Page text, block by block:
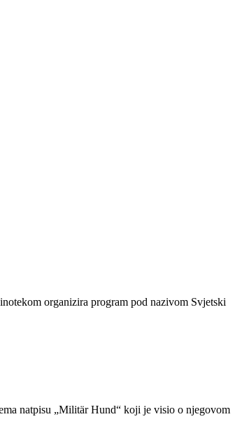
organizira program pod nazivom Svjetski
natpisu „Militär Hund“ koji je visio o njegovom